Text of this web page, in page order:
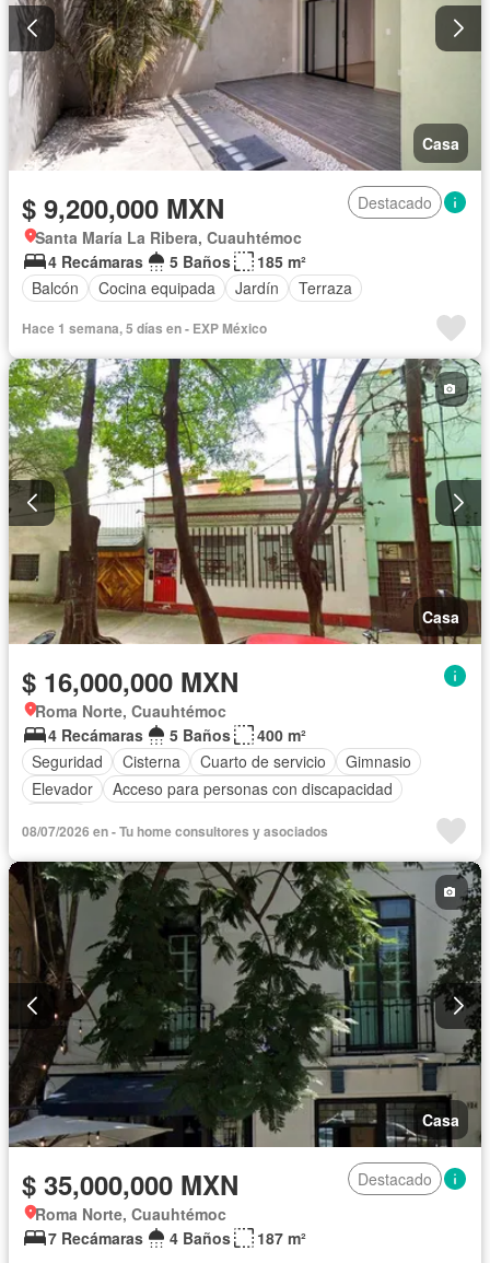
Casa
$ 9,200,000 MXN
Destacado
Santa María La Ribera, Cuauhtémoc
4 Recámaras
5 Baños
185 m²
Balcón
Cocina equipada Jardín Terraza
Hace 1 semana, 5 días en - EXP México
Casa
$ 16,000,000 MXN
Roma Norte, Cuauhtémoc
4 Recámaras
5 Baños
400 m²
Seguridad
Cisterna Cuarto de servicio
Gimnasio
Elevador
Acceso para personas con discapacidad
08/07/2026 en - Tu home consultores y asociados
Casa
$ 35,000,000 MXN
Destacado
Roma Norte, Cuauhtémoc
7 Recámaras
4 Baños 187 m²